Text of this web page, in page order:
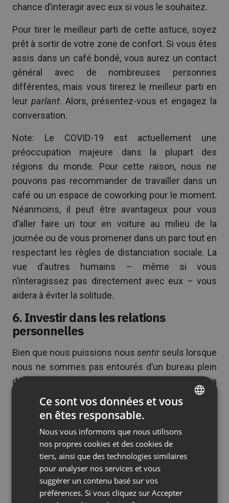
chance d’interagir avec eux si vous le souhaitez.
Pour tirer le meilleur parti de cette astuce, soyez
prêt à sortir de votre zone de confort. Si vous êtes
assis dans un café bondé, vous aurez un contact
général avec de nombreuses personnes
différentes, mais vous tirerez le meilleur parti en
leur parlant. Alors, présentez-vous et engagez la
conversation.
Note: Le COVID-19 est actuellement une
préoccupation majeure dans la plupart des
régions du monde. Pour cette raison, nous ne
pouvons pas recommander de travailler dans un
café ou un espace de coworking pour le moment.
Néanmoins, il peut être avantageux pour vous
d’aller faire un tour en voiture au milieu de la
journée ou de vous promener dans un parc tout en
respectant les règles de distanciation sociale. La
vue d’autres humains – même si vous
n’interagissez pas directement avec eux – vous
aidera à éviter la solitude.
6. Investir dans les relations
personnelles
Bien que nous puissions nous sentirseuls lorsque
nous ne sommes pas entourés d’un bureau plein
de collègues, très peu d’entre nous sont
. La
plupart d’entre nous ont des amis et des membres
de la famille avec qui nous pouvons parler et
passer du temps. Il est important d’investir dans
ces relations personnelles tout en travaillant à
distance. Cela vous aidera à éviter la solitude.
En général, ceux qui travaillent à distance
travaillent plus d’heures que leurs homologues de
FRENCH
GERMAN
Ce sont vos données et vous
en êtes responsable.
Nous vous informons que nous utilisons
nos propres cookies et des cookies de
tiers, ainsi que des technologies similaires
pour analyser nos services et vous
suggérer un contenu basé sur vos
préférences. Si vous cliquez sur Accepter